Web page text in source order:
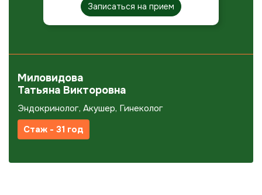
Записаться на прием
Миловидова
Татьяна Викторовна
Эндокринолог, Акушер, Гинеколог
Стаж - 31 год